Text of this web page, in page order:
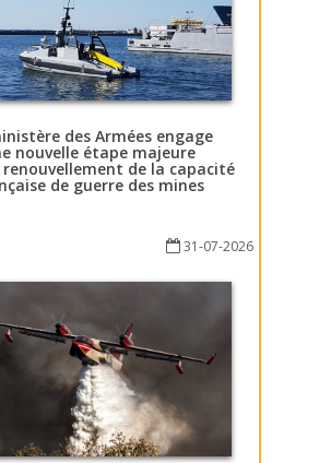
des Armées engage
nouvelle étape majeure
renouvellement de la capacité
de guerre des mines
31-07-2026